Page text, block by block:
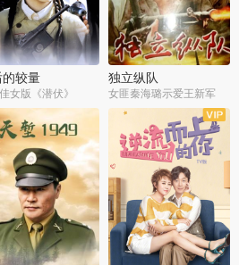
的较量
女版《潜伏》
独立纵队
女匪秦海璐示爱王新军
全43集